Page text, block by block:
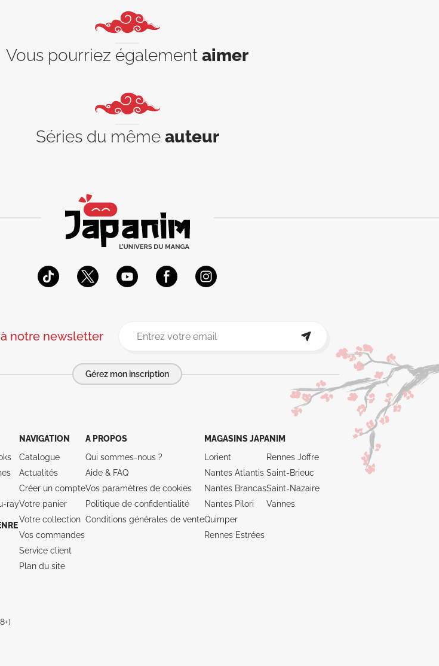
Vous pourriez également aimer
Séries du même auteur
à notre newsletter
Gérez mon inscription
NAVIGATION
Catalogue
Actualités
Créer un compte
Votre panier
Votre collection
Vos commandes
Service client
Plan du site
A PROPOS
Qui sommes-nous ?
Aide & FAQ
Vos paramètres de cookies
Politique de confidentialité
Conditions générales de vente
MAGASINS JAPANIM
Lorient
Nantes Atlantis
Nantes Brancas
Nantes Pilori
Quimper
Rennes Estrées
Rennes Joffre
Saint-Brieuc
Saint-Nazaire
Vannes